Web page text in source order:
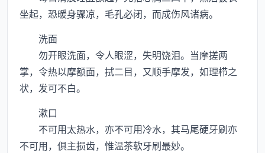
坐起，恐暖身骤凉，毛孔必闭，而成伤风诸病。
洗面
勿开眼洗面，令人眼涩，失明饶泪。当摩搓两
掌，令热以摩额面，拭二目，又顺手摩发，如理栉之
状，发可不白。
漱口
不可用太热水，亦不可用冷水，其马尾硬牙刷亦
不可用，俱主损齿，惟温茶软牙刷最妙。